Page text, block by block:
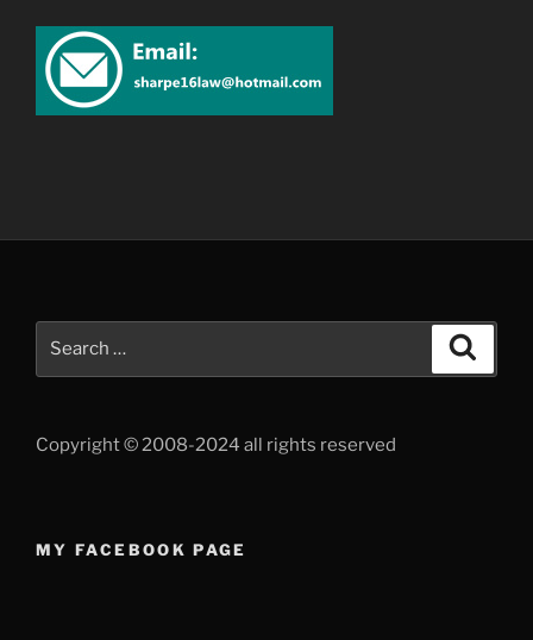
Copyright © 2008-2024 all rights reserved
MY FACEBOOK PAGE